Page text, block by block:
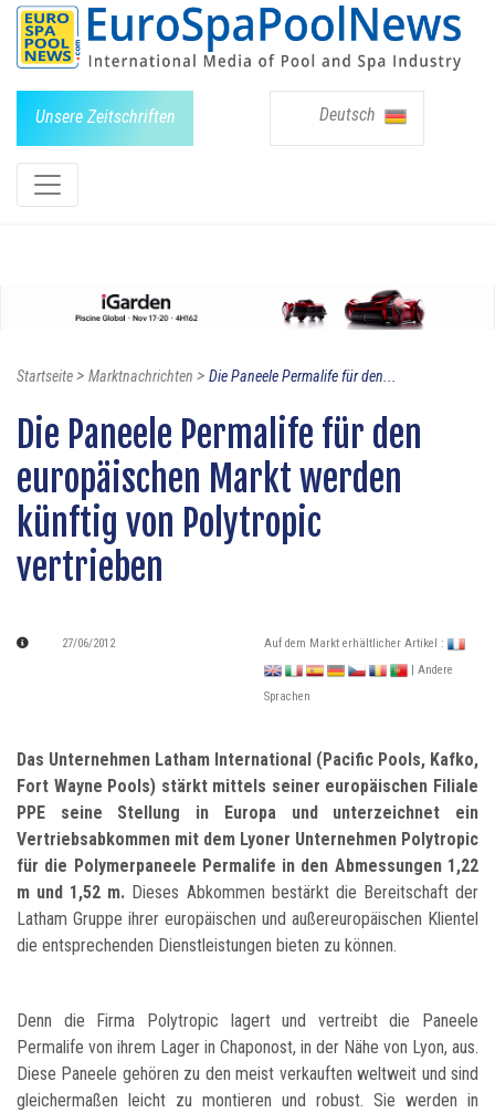
Unsere Zeitschriften Deutsch
Startseite> Marktnachrichten > Die Paneele Permalife für den...
Die Paneele Permalife für den
europäischen Markt werden
künftig von Polytropic
vertrieben
27/06/2012
Auf dem Markt erhältlicher Artikel :
| Andere
Sprachen
Das Unternehmen Latham International (Pacific Pools, Kafko,
Fort Wayne Pools) stärkt mittels seiner europäischen Filiale
PPE seine Stellung in Europa und unterzeichnet ein
Vertriebsabkommen mit dem Lyoner Unternehmen Polytropic
für die Polymerpaneele Permalife in den Abmessungen 1,22
m und 1,52 m. Dieses Abkommen bestärkt die Bereitschaft der
Latham Gruppe ihrer europäischen und außereuropäischen Klientel
die entsprechenden Dienstleistungen bieten zu können.
Denn die Firma Polytropic lagert und vertreibt die Paneele
Permalife von ihrem Lager in Chaponost, in der Nähe von Lyon, aus.
Diese Paneele gehören zu den meist verkauften weltweit und sind
gleichermaßen leicht zu montieren und robust. Sie werden in